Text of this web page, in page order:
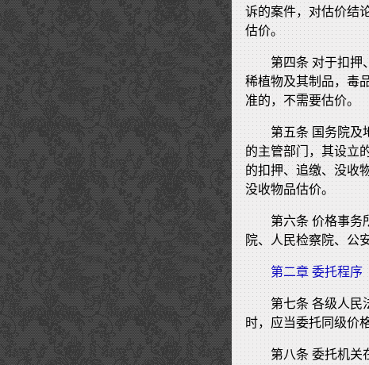
诉的案件，对估价结
估价。
第四条 对于扣押
稀植物及其制品，毒
准的，不需要估价。
第五条 国务院及
的主管部门，其设立
的扣押、追缴、没收
没收物品估价。
第六条 价格事务
院、人民检察院、公
第二章 委托程序
第七条 各级人民
时，应当委托同级价
第八条 委托机关